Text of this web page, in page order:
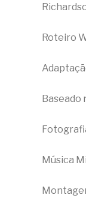
Roteiro
Baseado
Música